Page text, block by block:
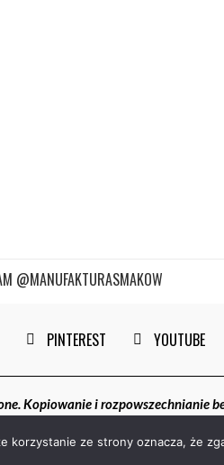
@MANUFAKTURASMAKOW
PINTEREST YOUTUBE
Kopiowanie i rozpowszechnianie
POWRÓT DO GÓRY
korzystanie ze strony oznacza, że